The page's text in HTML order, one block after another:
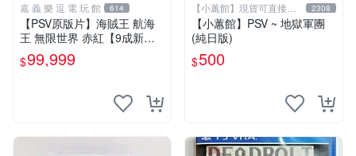
嘉 義 樂 逗 電 玩 館 614
【PSV原版片】海賊王 航海
王 無限世界 赤紅【9成新】✪
中文版 中古二手✪嘉義樂逗
電玩館
$99,999
【小蕙館】現貨可直接下
標
2308
【小蕙館】PSV ~ 地獄軍團
(純日版)
$500